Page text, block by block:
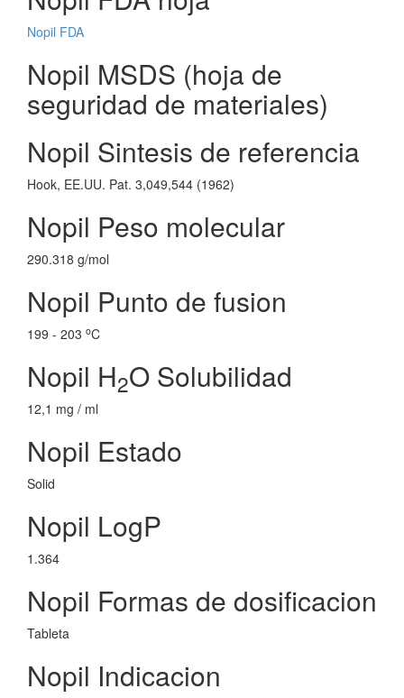
Nopil FDA
Nopil MSDS (hoja de
seguridad de materiales)
Nopil Sintesis de referencia
Hook, EE.UU. Pat. 3,049,544 (1962)
Nopil Peso molecular
290.318 g/mol
Nopil Punto de fusion
199 - 203 oC
Nopil H2O Solubilidad
12,1 mg / ml
Nopil Estado
Solid
Nopil LogP
1.364
Nopil Formas de dosificacion
Tableta
Nopil Indicacion